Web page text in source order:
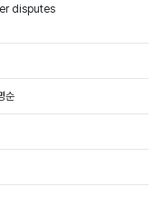
disputes
순